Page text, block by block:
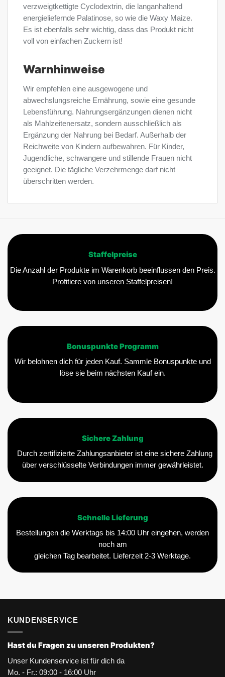
verzweigtkettigte Cyclodextrin, die langanhaltend
energieliefernde Palatinose, so wie die Waxy Maize.
Es ist ebenfalls sehr wichtig, dass das Produkt nicht
voll von einfachen Zuckern ist!
Warnhinweise
Wir empfehlen eine ausgewogene und
abwechslungsreiche Ernährung, sowie eine gesunde
Lebensführung. Nahrungsergänzungen dienen nicht
als Mahlzeitenersatz, sondern ausschließlich als
Ergänzung der Nahrung bei Bedarf. Außerhalb der
Reichweite von Kindern aufbewahren. Für Kinder,
Jugendliche, schwangere und stillende Frauen nicht
geeignet. Die tägliche Verzehrmenge darf nicht
überschritten werden.
Staffelpreise
Die Anzahl der Produkte im Warenkorb beeinflussen den Preis.
Profitiere von unseren Staffelpreisen!
Bonuspunkte Programm
Wir belohnen dich für jeden Kauf. Sammle Bonuspunkte und
löse sie beim nächsten Kauf ein.
Sichere Zahlung
Durch zertifizierte Zahlungsanbieter ist eine sichere Zahlung
über verschlüsselte Verbindungen immer gewährleistet.
Schnelle Lieferung
Bestellungen die Werktags bis 14:00 Uhr eingehen, werden
noch am
gleichen Tag bearbeitet. Lieferzeit 2-3 Werktage.
KUNDENSERVICE
Hast du Fragen zu unseren Produkten?
Unser Kundenservice ist für dich da
Mo. - Fr.: 09:00 - 16:00 Uhr